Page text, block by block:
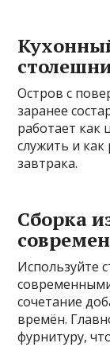
Остров с
заранее
работает как
служить и как
завтрака.
Сборка
Используйте
сочетание
времён.
фурнитуру,